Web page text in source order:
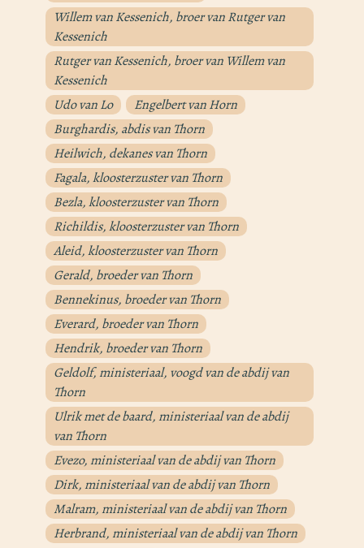
Willem van Kessenich, broer van Rutger van
Kessenich
Rutger van Kessenich, broer van Willem van
Kessenich
Udo van Lo
Engelbert van Horn
Burghardis, abdis van Thorn
Heilwich, dekanes van Thorn
Fagala, kloosterzuster van Thorn
Bezla, kloosterzuster van Thorn
Richildis, kloosterzuster van Thorn
Aleid, kloosterzuster van Thorn
Gerald, broeder van Thorn
Bennekinus, broeder van Thorn
Everard, broeder van Thorn
Hendrik, broeder van Thorn
Geldolf, ministeriaal, voogd van de abdij van
Thorn
Ulrik met de baard, ministeriaal van de abdij
van Thorn
Evezo, ministeriaal van de abdij van Thorn
Dirk, ministeriaal van de abdij van Thorn
Malram, ministeriaal van de abdij van Thorn
Herbrand, ministeriaal van de abdij van Thorn